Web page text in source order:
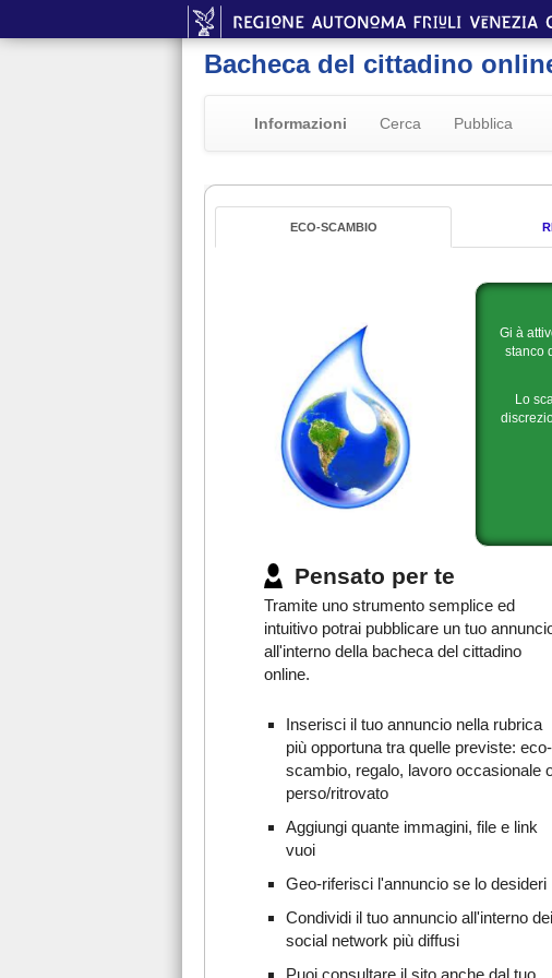
Bacheca del cittadino
Informazioni Cerca Pubblica
ECO-SCAMBIO
Gi à
stanco
Lo
Pensato per te
Tramite uno strumento semplice ed
intuitivo potrai pubblicare un tuo
all'interno della bacheca del cittadino
online.
Inserisci il tuo annuncio nella rubrica
più opportuna tra quelle previste: eco-
scambio, regalo, lavoro occasionale
perso/ritrovato
Aggiungi quante immagini, file e link
vuoi
Geo-riferisci l'annuncio se lo desideri
Condividi il tuo annuncio all'interno dei
social network più diffusi
Puoi consultare il sito anche dal tuo